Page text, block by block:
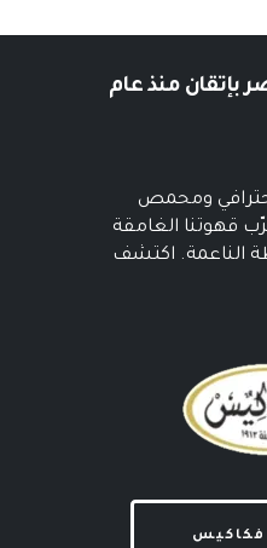
بإتقان منذ عام
ومحمص
قهوتنا الغامقة
الناعمة. اكتشف